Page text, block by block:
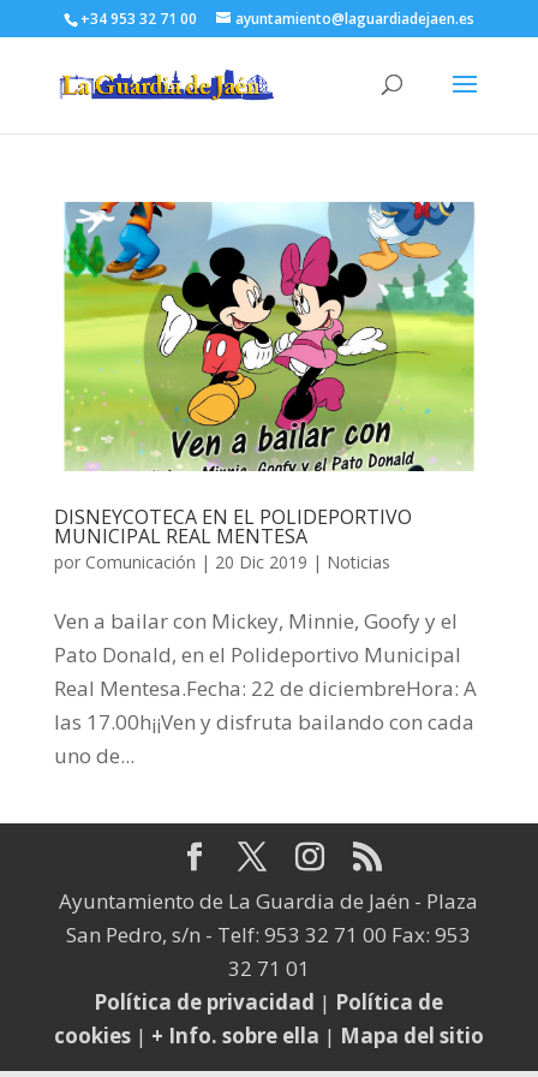
+34 953 32 71 00 ayuntamiento@laguardiadejaen.es
DISNEYCOTECA EN EL POLIDEPORTIVO
MUNICIPAL REAL MENTESA
por Comunicación | 20 Dic 2019 | Noticias
Ven a bailar con Mickey, Minnie, Goofy y el
Pato Donald, en el Polideportivo Municipal
Real Mentesa.Fecha: 22 de diciembreHora: A
las 17.00h¡¡Ven y disfruta bailando con cada
uno de...
Ayuntamiento de La Guardia de Jaén - Plaza
San Pedro, s/n - Telf: 953 32 71 00 Fax: 953
32 71 01
Política de privacidad | Política de
cookies| + Info. sobre ella | Mapa del sitio